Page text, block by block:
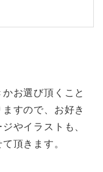
お選び頂くこと
すので、お好き
やイラストも、
頂きます。